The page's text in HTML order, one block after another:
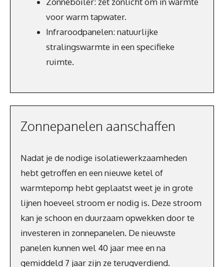
voor warm tapwater.
Infraroodpanelen: natuurlijke
stralingswarmte in een specifieke
ruimte.
Zonnepanelen aanschaffen
Nadat je de nodige isolatiewerkzaamheden
hebt getroffen en een nieuwe ketel of
warmtepomp hebt geplaatst weet je in grote
lijnen hoeveel stroom er nodig is. Deze stroom
kan je schoon en duurzaam opwekken door te
investeren in zonnepanelen. De nieuwste
panelen kunnen wel 40 jaar mee en na
gemiddeld 7 jaar zijn ze terugverdiend.